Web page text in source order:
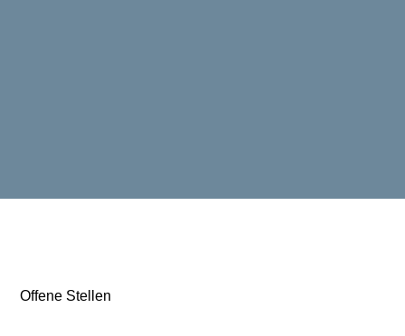
Offene Stellen